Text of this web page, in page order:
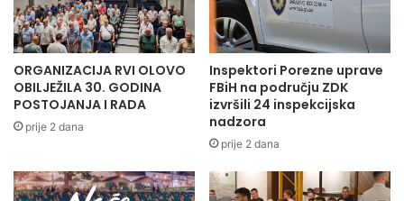
ORGANIZACIJA RVI OLOVO
OBILJEŽILA 30. GODINA
POSTOJANJA I RADA
prije 2 dana
Inspektori Porezne uprave
FBiH na području ZDK
izvršili 24 inspekcijska
nadzora
prije 2 dana